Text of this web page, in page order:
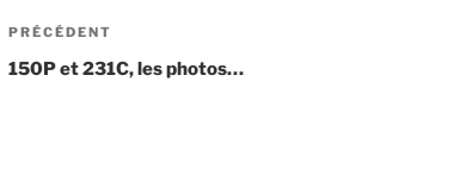
Navigation
de
Article
précédent
PRÉCÉDENT
150P et 231C, les photos…